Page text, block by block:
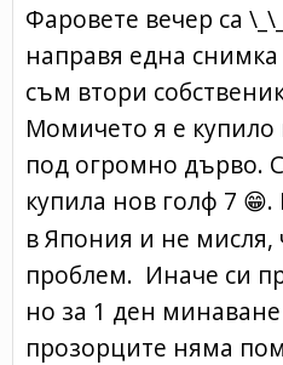
Фаровете вечер са
направя една
съм втори
Момичето я е купило
под огромно дърво.
купила нов голф 7 😁.
в Япония и не
проблем. Иначе си
но за 1 ден
прозорците няма